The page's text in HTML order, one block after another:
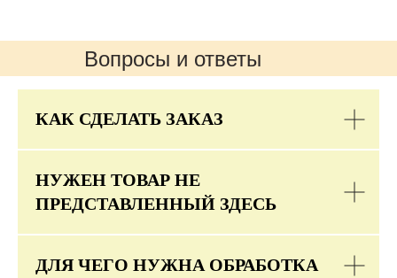
Вопросы и ответы
КАК СДЕЛАТЬ ЗАКАЗ
НУЖЕН ТОВАР НЕ
ПРЕДСТАВЛЕННЫЙ ЗДЕСЬ
ДЛЯ ЧЕГО НУЖНА ОБРАБОТКА